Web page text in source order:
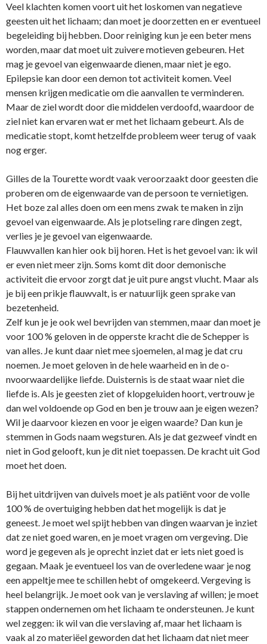
Veel klachten komen voort uit het loskomen van negatieve
geesten uit het lichaam; dan moet je doorzetten en er eventueel
begeleiding bij hebben. Door reiniging kun je een beter mens
worden, maar dat moet uit zuivere motieven gebeuren. Het
mag je gevoel van eigenwaarde dienen, maar niet je ego.
Epilepsie kan door een demon tot activiteit komen. Veel
mensen krijgen medicatie om die aanvallen te verminderen.
Maar de ziel wordt door die middelen verdoofd, waardoor de
ziel niet kan ervaren wat er met het lichaam gebeurt. Als de
medicatie stopt, komt hetzelfde probleem weer terug of vaak
nog erger.
Gilles de la Tourette wordt vaak veroorzaakt door geesten die
proberen om de eigenwaarde van de persoon te vernietigen.
Het boze zal alles doen om een mens zwak te maken in zijn
gevoel van eigenwaarde. Als je plotseling rare dingen zegt,
verlies je je gevoel van eigenwaarde.
Flauwvallen kan hier ook bij horen. Het is het gevoel van: ik wil
er even niet meer zijn. Soms komt dit door demonische
activiteit die ervoor zorgt dat je uit pure angst vlucht. Maar als
je bij een prikje flauwvalt, is er natuurlijk geen sprake van
bezetenheid.
Zelf kun je je ook wel bevrijden van stemmen, maar dan moet je
voor 100 % geloven in de opperste kracht die de Schepper is
van alles. Je kunt daar niet mee sjoemelen, al mag je dat cru
noemen. Je moet geloven in de hele waarheid en in de o­
nvoorwaardelijke liefde. Duisternis is de staat waar niet die
liefde is. Als je geesten ziet of klopgeluiden hoort, vertrouw je
dan wel voldoende op God en ben je trouw aan je eigen wezen?
Wil je daarvoor kiezen en voor je eigen waarde? Dan kun je
stemmen in Gods naam wegsturen. Als je dat gezweef vindt en
niet in God gelooft, kun je dit niet toepassen. De kracht uit God
moet het doen.
Bij het uitdrijven van duivels moet je als patiënt voor de volle
100 % de overtuiging hebben dat het mogelijk is dat je
geneest. Je moet wel spijt hebben van dingen waarvan je inziet
dat ze niet goed waren, en je moet vragen om vergeving. Die
word je gegeven als je oprecht inziet dat er iets niet goed is
gegaan. Maak je eventueel los van de overledene waar je nog
een appeltje mee te schillen hebt of omgekeerd. Vergeving is
heel belangrijk. Je moet ook van je verslaving af willen; je moet
stappen o­ndernemen om het lichaam te o­ndersteunen. Je kunt
wel zeggen: ik wil van die verslaving af, maar het lichaam is
vaak al zo materiëel geworden dat het lichaam dat niet meer